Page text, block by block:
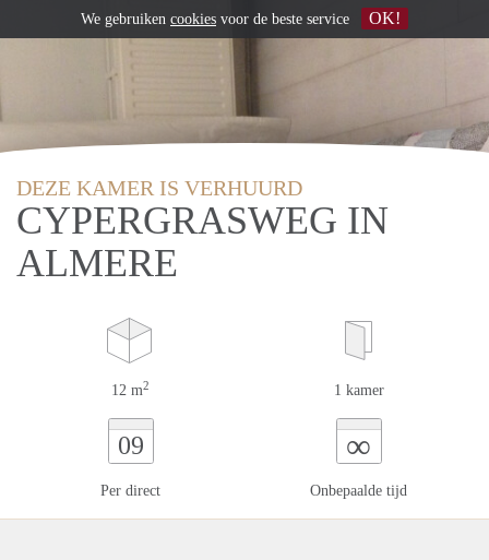
DEZE KAMER IS VERHUURD
CYPERGRASWEG IN
ALMERE
12 m2 1 kamer
09
Per direct
∞
Onbepaalde tijd
We gebruiken cookies voor de beste service OK!